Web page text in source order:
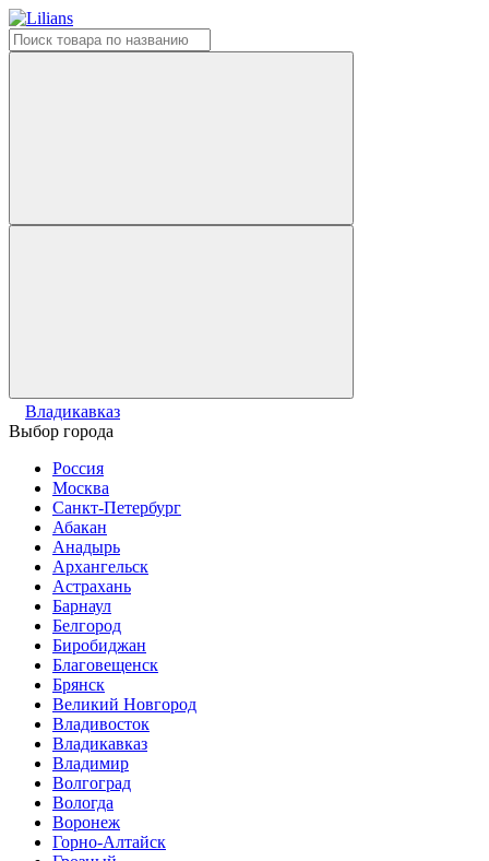
Владикавказ
Выбор города
Россия
Москва
Санкт-Петербург
Абакан
Анадырь
Архангельск
Астрахань
Барнаул
Белгород
Биробиджан
Благовещенск
Брянск
Великий Новгород
Владивосток
Владикавказ
Владимир
Волгоград
Вологда
Воронеж
Горно-Алтайск